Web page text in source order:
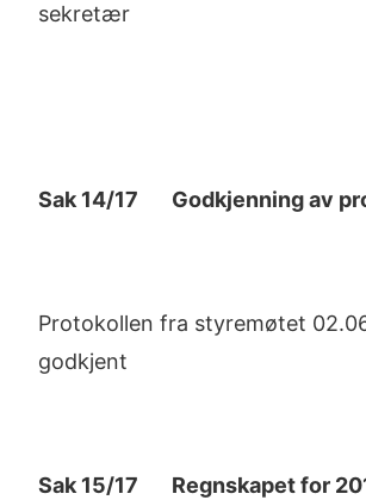
sekretær
Sak 14/17 Godkjenning av
Protokollen fra styremøtet
godkjent
Sak 15/17 Regnskapet for